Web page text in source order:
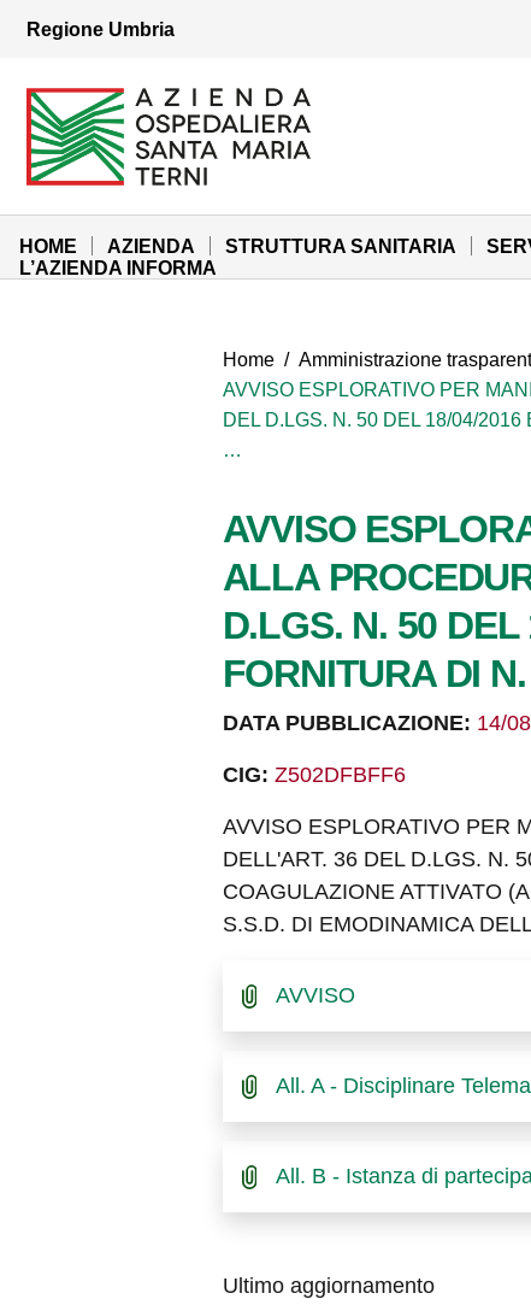
Vai al menu di navigazione
Regione Umbria
Azienda Ospedaliera Santa Maria di Terni
Sito Istituzionale
HOME AZIENDA STRUTTURA SANITARIA
L’AZIENDA INFORMA
Home / Amministrazione
AVVISO ESPLORATIVO PER
DEL D.LGS. N. 50 DEL 18/04/
…
AVVISO
ALLA
D.LGS. N. 50
FORNITURA DI
DATA PUBBLICAZIONE: 14/
CIG: Z502DFBFF6
AVVISO ESPLORATIVO PER
DELL'ART. 36 DEL D.LGS. N.
COAGULAZIONE ATTIVATO
S.S.D. DI EMODINAMICA
AVVISO
All. A - Disciplinare
All. B - Istanza di
Ultimo aggiornamento